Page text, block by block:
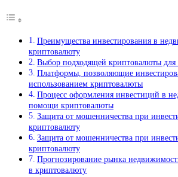
Преимущества инвестирования в
криптовалюту
Выбор подходящей криптовалюты для
Платформы, позволяющие
использованием криптовалюты
Процесс оформления инвестиций в
помощи криптовалюты
Защита от мошенничества при
криптовалюту
Защита от мошенничества при
криптовалюту
Прогнозирование рынка
в криптовалюту